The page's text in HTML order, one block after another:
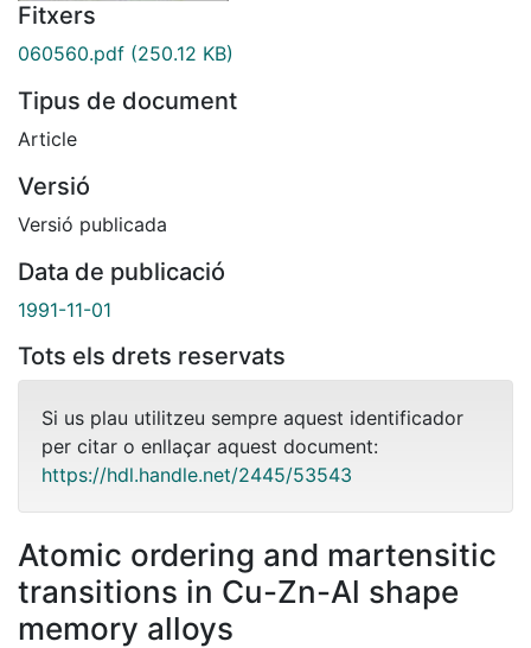
Fitxers
060560.pdf (250.12 KB)
Tipus de document
Article
Versió
Versió publicada
Data de publicació
1991-11-01
Tots els drets reservats
Si us plau utilitzeu sempre aquest identificador
per citar o enllaçar aquest document:
https://hdl.handle.net/2445/53543
Atomic ordering and martensitic
transitions in Cu-Zn-Al shape
memory alloys